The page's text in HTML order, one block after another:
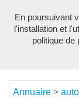
Annuaire >
En poursuivant
l'installation et
politique de